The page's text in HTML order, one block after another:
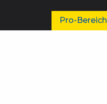
Pro-Bereich